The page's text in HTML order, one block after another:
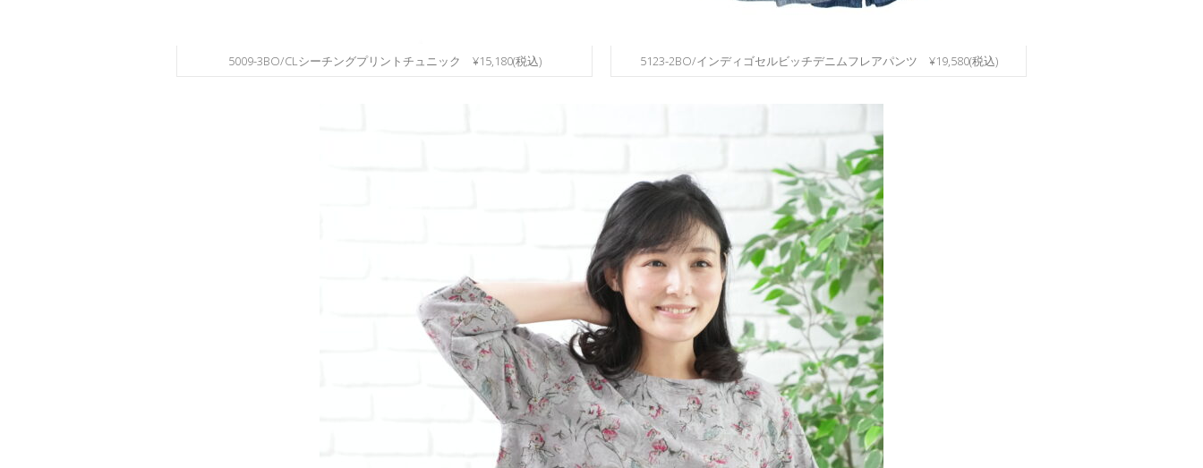
5009-3BO/CLシーチングプリントチュニック ¥15,180(税込) 5123-2BO/インディゴセルビッチデニムフレアパンツ ¥19,580(税込)